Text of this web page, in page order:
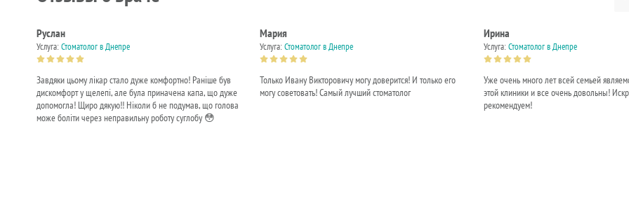
Руслан
Услуга:Стоматолог в Днепре
Завдяки цьому лікар стало дуже комфортно! Раніше був
дискомфорт у щелепі, але була приначена капа, що дуже
допомогла! Щиро дякую!! Ніколи б не подумав, що голова
може боліти через неправильну роботу суглобу 😳
Мария
Услуга:Стоматолог в Днепре
Только Ивану Викторовичу могу доверится! И только его
могу советовать! Самый лучший стоматолог
Ирина
Услуга:Стоматолог в Днепре
Уже очень много лет всей семьей
этой клиники и все очень довольны!
рекомендуем!